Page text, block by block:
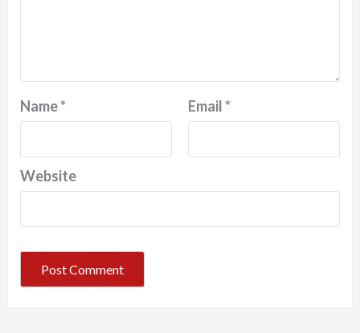
Name* Email*
Website